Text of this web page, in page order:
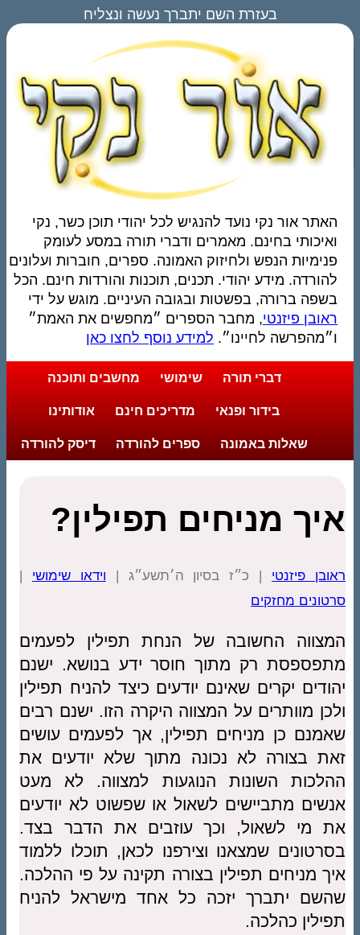
בעזרת השם יתברך נעשה ונצליח
האתר אור נקי נועד להנגיש לכל יהודי תוכן כשר, נקי
ואיכותי בחינם. מאמרים ודברי תורה במסע לעומק
פנימיות הנפש ולחיזוק האמונה. ספרים, חוברות ועלונים
להורדה. מידע יהודי. תכנים, תוכנות והורדות חינם. הכל
בשפה ברורה, בפשטות ובגובה העיניים. מוגש על ידי
ראובן פיזנטי, מחבר הספרים ״מחפשים את האמת״
ו״מהפרשה לחיינו״. למידע נוסף לחצו כאן
דברי תורה שימושי מחשבים ותוכנה
בידור ופנאי מדריכים חינם אודותינו
שאלות באמונה ספרים להורדה דיסק להורדה
איך מניחים תפילין?
ראובן פיזנטי | כ״ז בסיון ה׳תשע״ג | וידאו שימושי |
סרטונים מחזקים
המצווה החשובה של הנחת תפילין לפעמים
מתפספסת רק מתוך חוסר ידע בנושא. ישנם
יהודים יקרים שאינם יודעים כיצד להניח תפילין
ולכן מוותרים על המצווה היקרה הזו. ישנם רבים
שאמנם כן מניחים תפילין, אך לפעמים עושים
זאת בצורה לא נכונה מתוך שלא יודעים את
ההלכות השונות הנוגעות למצווה. לא מעט
אנשים מתביישים לשאול או שפשוט לא יודעים
את מי לשאול, וכך עוזבים את הדבר בצד.
בסרטונים שמצאנו וצירפנו לכאן, תוכלו ללמוד
איך מניחים תפילין בצורה תקינה על פי ההלכה.
שהשם יתברך יזכה כל אחד מישראל להניח
תפילין כהלכה.